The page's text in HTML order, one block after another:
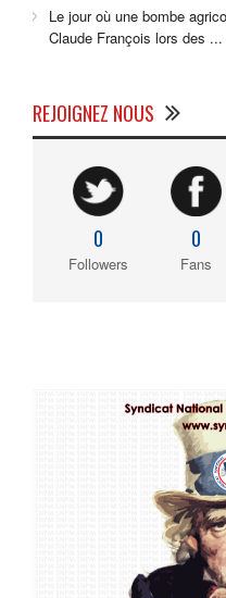
Le jour où une bombe
Claude François lors des ...
REJOIGNEZ NOUS
0
Followers
0
Fans